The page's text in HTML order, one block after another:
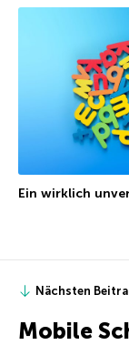
Ein wirklich
Nächsten
Mobile